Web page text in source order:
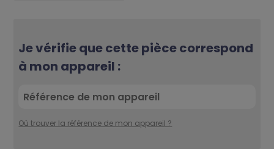
Je vérifie que cette pièce correspond
à mon appareil :
Où trouver la référence de mon appareil ?